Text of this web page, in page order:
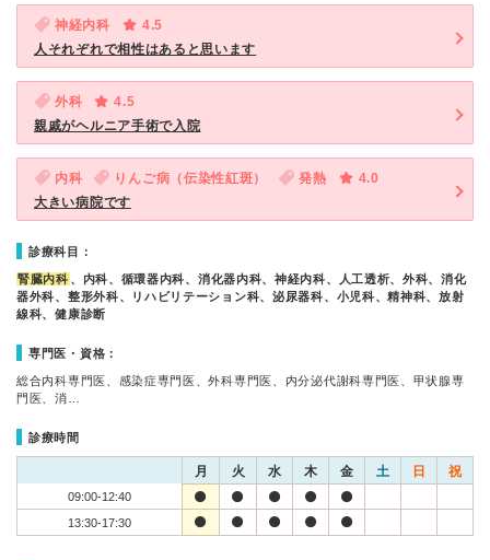
神経内科
4.5
人それぞれで相性はあると思います
外科
4.5
親戚がヘルニア手術で入院
内科 りんご病（伝染性紅斑） 発熱
4.0
大きい病院です
診療科目：
腎臓内科 、内科、循環器内科、消化器内科、神経内科、人工透析、外科、消化
器外科、整形外科、リハビリテーション科、泌尿器科、小児科、精神科、放射
線科、健康診断
専門医・資格：
総合内科専門医、感染症専門医、外科専門医、内分泌代謝科専門医、甲状腺専
門医、消…
診療時間
月 火 水 木 金 土 日 祝
09:00-12:40
13:30-17:30